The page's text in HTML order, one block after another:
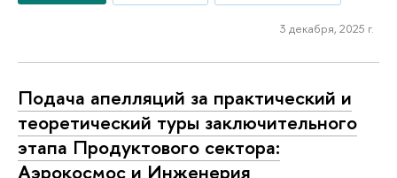
3 декабря, 2025 г.
Подача апелляций за практический и
теоретический туры заключительного
этапа Продуктового сектора:
Аэрокосмос и Инженерия